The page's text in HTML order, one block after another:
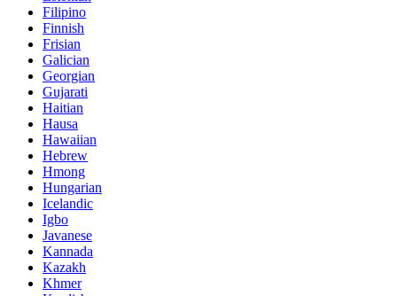
Filipino
Finnish
Frisian
Galician
Georgian
Gujarati
Haitian
Hausa
Hawaiian
Hebrew
Hmong
Hungarian
Icelandic
Igbo
Javanese
Kannada
Kazakh
Khmer